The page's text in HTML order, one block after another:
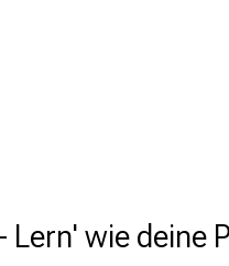
wie deine